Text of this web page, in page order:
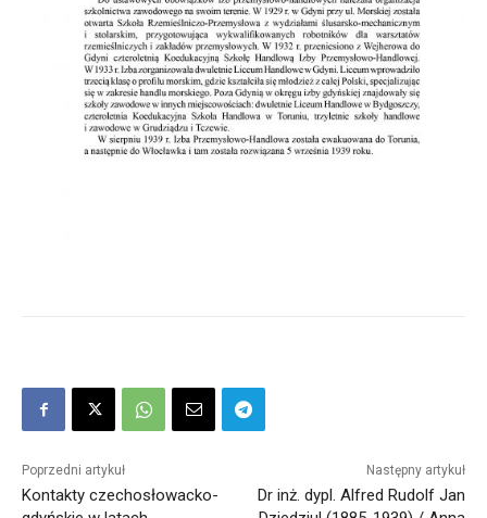
Poprzedni artykuł
Kontakty czechosłowacko-
Następny artykuł
Dr inż. dypl. Alfred Rudolf Jan